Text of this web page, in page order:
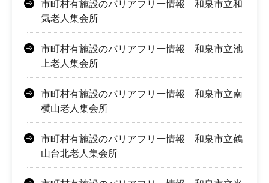
市町村有施設のバリアフリー情報 和泉市立和
気老人集会所
市町村有施設のバリアフリー情報 和泉市立池
上老人集会所
市町村有施設のバリアフリー情報 和泉市立南
横山老人集会所
市町村有施設のバリアフリー情報 和泉市立鶴
山台北老人集会所